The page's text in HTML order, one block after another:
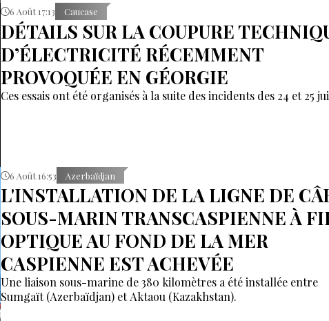
6 Août 17:13 Caucase
DÉTAILS SUR LA COUPURE
D’ÉLECTRICITÉ RÉCEMMENT
PROVOQUÉE EN GÉORGIE
Ces essais ont été organisés à la suite des incidents des 24 et 25
6 Août 16:53 Azerbaïdjan
L'INSTALLATION DE LA LIGNE DE
SOUS-MARIN TRANSCASPIENNE À
OPTIQUE AU FOND DE LA MER
CASPIENNE EST ACHEVÉE
Une liaison sous-marine de 380 kilomètres a été installée entre
Sumgaït (Azerbaïdjan) et Aktaou (Kazakhstan).